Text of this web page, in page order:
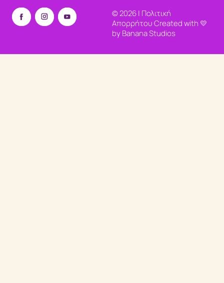
© 2026 | Πολιτική
Απορρήτου Created with 💛
by Banana Studios